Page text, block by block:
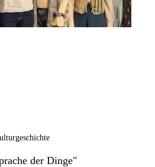
der Dinge"